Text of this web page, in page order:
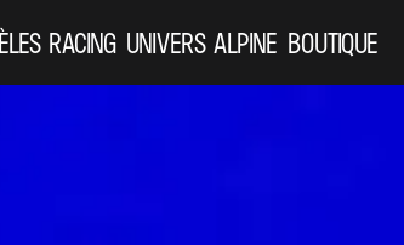
RACING UNIVERS ALPINE BOUTIQUE